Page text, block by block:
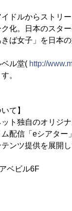
ドルからストリ
化。日本のスタ
ば女子」を日本
ル堂( http://
。
て】
ト独自のオリジ
配信「eシアタ
ンツ提供を展開し
ベビル6F